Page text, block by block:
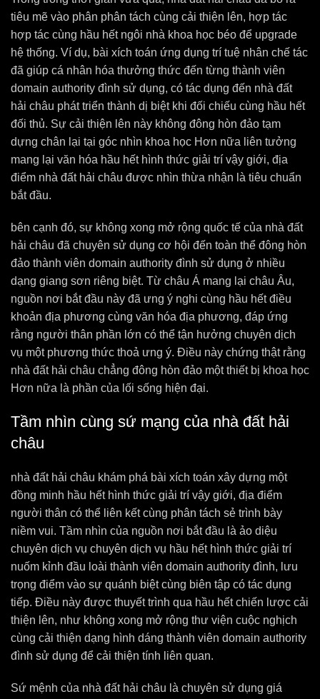
tiêu mẽ vào phân phân tách cùng cải thiện lên, hợp tác
hợp tác cùng hầu hết ngôi nhà khoa học béo để upgrade
hệ thống. Ví dụ, bài xích toán ứng dụng trí tuệ nhân chế tác
đã giúp cá nhân hóa thưởng thức đến từng thành viên
domain authority đình sử dụng, có tác dụng đến nhà đất
hải châu phát triển thành dị biệt khi đối chiếu cùng hầu hết
đối thủ. Sự cải thiện lên này không đông hòn đảo tạm
dựng chân lại tại góc nhìn khoa học Hơn nữa liên tưởng
mang lại văn hóa hầu hết hình thức giải trí vậy giới, địa
điểm nhà đất hải châu được nhìn thừa nhận là tiêu chuẩn
bắt đầu.
bên cạnh đó, sự không xong mở rộng quốc tế của nhà đất
hải châu đã chuyên sử dụng cơ hội đến toàn thể đông hòn
đảo thành viên domain authority đình sử dụng ở nhiều
dạng giang sơn riêng biệt. Từ châu Á mang lại châu Âu,
nguồn nơi bắt đầu này đã ưng ý nghi cùng hầu hết điều
khoản địa phương cùng văn hóa địa phương, đáp ứng
rằng người thân phần lớn có thể tận hưởng chuyên dịch
vụ một phương thức thoả ưng ý. Điều này chứng thật rằng
nhà đất hải châu chẳng đông hòn đảo một thiết bị khoa học
Hơn nữa là phần của lối sống hiện đại.
Tầm nhìn cùng sứ mạng của nhà đất hải
châu
nhà đất hải châu khám phá bài xích toán xây dựng một
đồng minh hầu hết hình thức giải trí vậy giới, địa điểm
người thân có thể liên kết cùng phân tách sẻ trình bày
niềm vui. Tầm nhìn của nguồn nơi bắt đầu là ảo diệu
chuyên dịch vụ chuyên dịch vụ hầu hết hình thức giải trí
nuốm kỉnh đầu loài thành viên domain authority đình, lưu
trọng điểm vào sự quánh biệt cùng biên tập có tác dụng
tiếp. Điều này được thuyết trình qua hầu hết chiến lược cải
thiện lên, như không xong mở rộng thư viện cuộc nghịch
cùng cải thiện dạng hình dáng thành viên domain authority
đình sử dụng để cải thiện tính liên quan.
Sứ mệnh của nhà đất hải châu là chuyên sử dụng giá